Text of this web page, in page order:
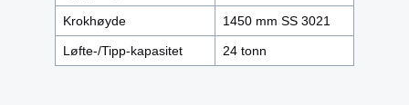
Krokhøyde 1450 mm SS 3021
Løfte-/Tipp-kapasitet 24 tonn